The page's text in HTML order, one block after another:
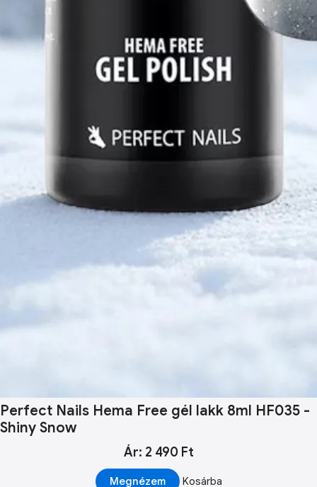
Perfect Nails Hema Free gél lakk 8ml HF035 -
Shiny Snow
Ár: 2 490 Ft
Megnézem Kosárba